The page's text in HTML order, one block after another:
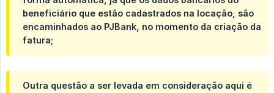
beneficiário que estão cadastrados na locação, são
encaminhados ao PJBank, no momento da criação da
fatura;
Outra questão a ser levada em consideração aqui é